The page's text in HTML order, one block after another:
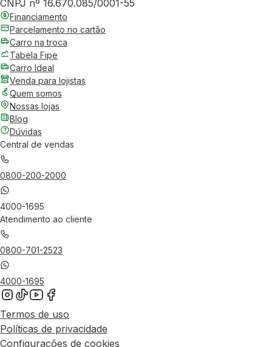
CNPJ nº 16.670.085/0001-55
Financiamento
Parcelamento no cartão
Carro na troca
Tabela Fipe
Carro Ideal
Venda para lojistas
Quem somos
Nossas lojas
Blog
Dúvidas
Central de vendas
0800-200-2000
4000-1695
Atendimento ao cliente
0800-701-2523
4000-1695
Termos de uso
Políticas de privacidade
Configurações de cookies